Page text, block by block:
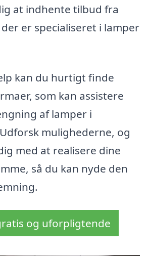
at indhente tilbud fra
er specialiseret i lamper
kan du hurtigt finde
som kan assistere
af lamper i
mulighederne, og
med at realisere dine
så du kan nyde den
og uforpligtende